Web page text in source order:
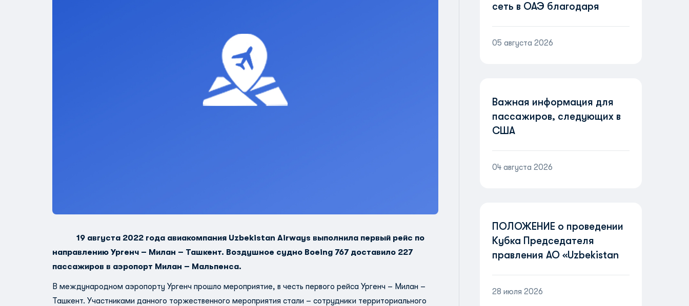
19 августа 2022 года авиакомпания Uzbekistan Airways выполнила первый рейс по
направлению Ургенч – Милан – Ташкент. Воздушное судно Boeing 767 доставило 227
пассажиров в аэропорт Милан – Мальпенса.
В международном аэропорту Ургенч прошло мероприятие, в честь первого рейса Ургенч – Милан –
Ташкент. Участниками данного торжественного мероприятия стали – сотрудники территориального
сеть в ОАЭ благодаря
05 августа 2026
Важная информация для
пассажиров, следующих в
США
04 августа 2026
ПОЛОЖЕНИЕ о проведении
Кубка Председателя
правления АО «Uzbekistan
28 июля 2026